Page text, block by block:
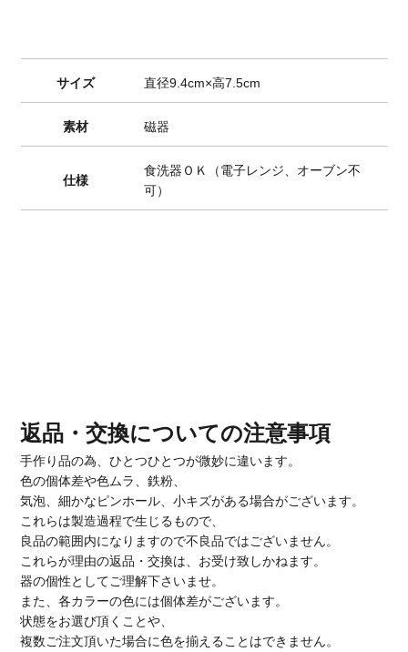
サイズ 直径9.4cm×高7.5cm
素材 磁器
仕様
食洗器ＯＫ（電子レンジ、オーブン不
可）
返品・交換についての注意事項
手作り品の為、ひとつひとつが微妙に違います。
色の個体差や色ムラ、鉄粉、
気泡、細かなピンホール、小キズがある場合がございます。
これらは製造過程で生じるもので、
良品の範囲内になりますので不良品ではございません。
これらが理由の返品・交換は、お受け致しかねます。
器の個性としてご理解下さいませ。
また、各カラーの色には個体差がございます。
状態をお選び頂くことや、
複数ご注文頂いた場合に色を揃えることはできません。